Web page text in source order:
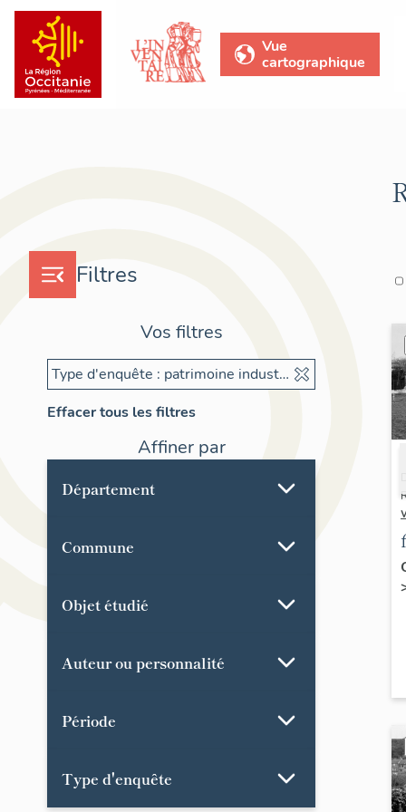
Vue
cartographique
Filtres
Vos filtres
Type d'enquête : patrimoine industriel
Effacer tous les filtres
Affiner par
Département
Commune
Objet étudié
Auteur ou personnalité
Période
Type d'enquête